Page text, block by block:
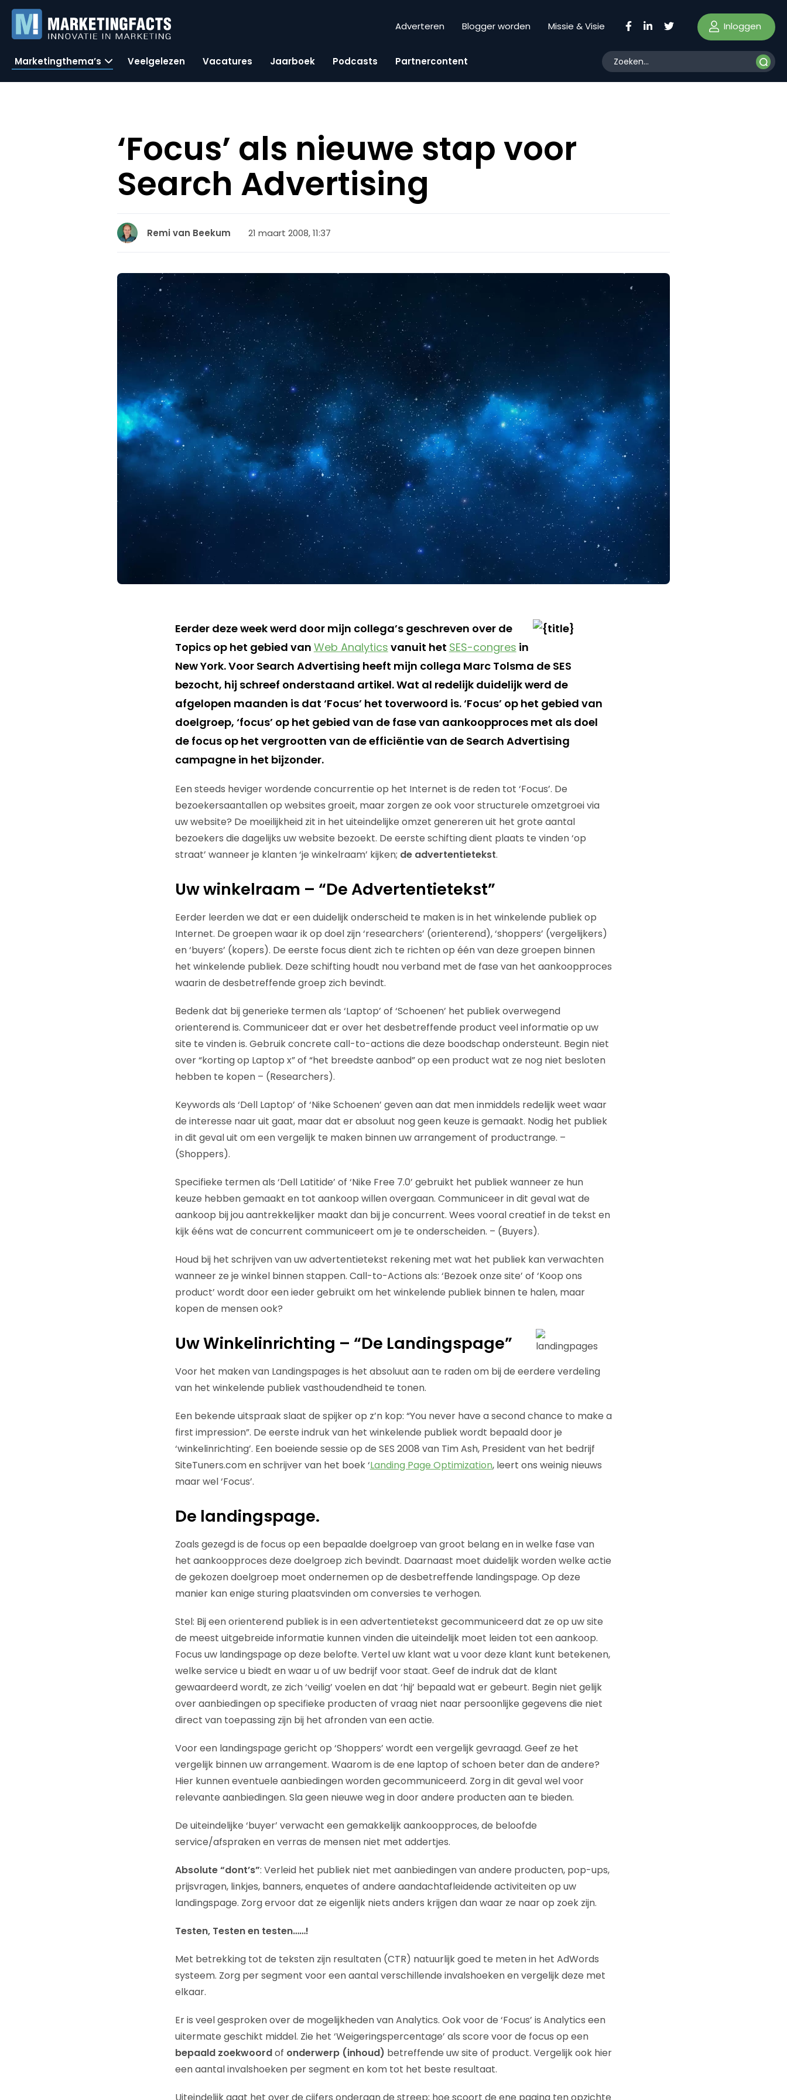
Adverteren Blogger worden Missie & Visie Inloggen
Marketingthema’s Veelgelezen Vacatures Jaarboek Podcasts Partnercontent
‘Focus’ als nieuwe stap voor
Search Advertising
Remi van Beekum 21 maart 2008, 11:37
Eerder deze week werd door mijn collega’s geschreven over de
Topics op het gebied van Web Analytics vanuit het SES-congres in
New York. Voor Search Advertising heeft mijn collega Marc Tolsma de SES
bezocht, hij schreef onderstaand artikel. Wat al redelijk duidelijk werd de
afgelopen maanden is dat ‘Focus’ het toverwoord is. ‘Focus’ op het gebied van
doelgroep, ‘focus’ op het gebied van de fase van aankoopproces met als doel
de focus op het vergrootten van de efficiëntie van de Search Advertising
campagne in het bijzonder.
Een steeds heviger wordende concurrentie op het Internet is de reden tot ‘Focus’. De
bezoekersaantallen op websites groeit, maar zorgen ze ook voor structurele omzetgroei via
uw website? De moeilijkheid zit in het uiteindelijke omzet genereren uit het grote aantal
bezoekers die dagelijks uw website bezoekt. De eerste schifting dient plaats te vinden ‘op
straat’ wanneer je klanten ‘je winkelraam’ kijken; de advertentietekst.
Uw winkelraam – “De Advertentietekst”
Eerder leerden we dat er een duidelijk onderscheid te maken is in het winkelende publiek op
Internet. De groepen waar ik op doel zijn ‘researchers’ (orienterend), ‘shoppers’ (vergelijkers)
en ‘buyers’ (kopers). De eerste focus dient zich te richten op één van deze groepen binnen
het winkelende publiek. Deze schifting houdt nou verband met de fase van het aankoopproces
waarin de desbetreffende groep zich bevindt.
Bedenk dat bij generieke termen als ‘Laptop’ of ‘Schoenen’ het publiek overwegend
orienterend is. Communiceer dat er over het desbetreffende product veel informatie op uw
site te vinden is. Gebruik concrete call-to-actions die deze boodschap ondersteunt. Begin niet
over “korting op Laptop x” of “het breedste aanbod” op een product wat ze nog niet besloten
hebben te kopen – (Researchers).
Keywords als ‘Dell Laptop’ of ‘Nike Schoenen’ geven aan dat men inmiddels redelijk weet waar
de interesse naar uit gaat, maar dat er absoluut nog geen keuze is gemaakt. Nodig het publiek
in dit geval uit om een vergelijk te maken binnen uw arrangement of productrange. –
(Shoppers).
Specifieke termen als ‘Dell Latitide’ of ‘Nike Free 7.0’ gebruikt het publiek wanneer ze hun
keuze hebben gemaakt en tot aankoop willen overgaan. Communiceer in dit geval wat de
aankoop bij jou aantrekkelijker maakt dan bij je concurrent. Wees vooral creatief in de tekst en
kijk ééns wat de concurrent communiceert om je te onderscheiden. – (Buyers).
Houd bij het schrijven van uw advertentietekst rekening met wat het publiek kan verwachten
wanneer ze je winkel binnen stappen. Call-to-Actions als: ‘Bezoek onze site’ of ‘Koop ons
product’ wordt door een ieder gebruikt om het winkelende publiek binnen te halen, maar
kopen de mensen ook?
Uw Winkelinrichting – “De Landingspage”
Voor het maken van Landingspages is het absoluut aan te raden om bij de eerdere verdeling
van het winkelende publiek vasthoudendheid te tonen.
Een bekende uitspraak slaat de spijker op z’n kop: “You never have a second chance to make a
first impression”. De eerste indruk van het winkelende publiek wordt bepaald door je
‘winkelinrichting’. Een boeiende sessie op de SES 2008 van Tim Ash, President van het bedrijf
SiteTuners.com en schrijver van het boek ‘Landing Page Optimization, leert ons weinig nieuws
maar wel ‘Focus’.
De landingspage.
Zoals gezegd is de focus op een bepaalde doelgroep van groot belang en in welke fase van
het aankoopproces deze doelgroep zich bevindt. Daarnaast moet duidelijk worden welke actie
de gekozen doelgroep moet ondernemen op de desbetreffende landingspage. Op deze
manier kan enige sturing plaatsvinden om conversies te verhogen.
Stel: Bij een orienterend publiek is in een advertentietekst gecommuniceerd dat ze op uw site
de meest uitgebreide informatie kunnen vinden die uiteindelijk moet leiden tot een aankoop.
Focus uw landingspage op deze belofte. Vertel uw klant wat u voor deze klant kunt betekenen,
welke service u biedt en waar u of uw bedrijf voor staat. Geef de indruk dat de klant
gewaardeerd wordt, ze zich ‘veilig’ voelen en dat ‘hij’ bepaald wat er gebeurt. Begin niet gelijk
over aanbiedingen op specifieke producten of vraag niet naar persoonlijke gegevens die niet
direct van toepassing zijn bij het afronden van een actie.
Voor een landingspage gericht op ‘Shoppers’ wordt een vergelijk gevraagd. Geef ze het
vergelijk binnen uw arrangement. Waarom is de ene laptop of schoen beter dan de andere?
Hier kunnen eventuele aanbiedingen worden gecommuniceerd. Zorg in dit geval wel voor
relevante aanbiedingen. Sla geen nieuwe weg in door andere producten aan te bieden.
De uiteindelijke ‘buyer’ verwacht een gemakkelijk aankoopproces, de beloofde
service/afspraken en verras de mensen niet met addertjes.
Absolute “dont’s”: Verleid het publiek niet met aanbiedingen van andere producten, pop-ups,
prijsvragen, linkjes, banners, enquetes of andere aandachtafleidende activiteiten op uw
landingspage. Zorg ervoor dat ze eigenlijk niets anders krijgen dan waar ze naar op zoek zijn.
Testen, Testen en testen……!
Met betrekking tot de teksten zijn resultaten (CTR) natuurlijk goed te meten in het AdWords
systeem. Zorg per segment voor een aantal verschillende invalshoeken en vergelijk deze met
elkaar.
Er is veel gesproken over de mogelijkheden van Analytics. Ook voor de ‘Focus’ is Analytics een
uitermate geschikt middel. Zie het ‘Weigeringspercentage’ als score voor de focus op een
bepaald zoekwoordof onderwerp (inhoud) betreffende uw site of product. Vergelijk ook hier
een aantal invalshoeken per segment en kom tot het beste resultaat.
Uiteindelijk gaat het over de cijfers onderaan de streep; hoe scoort de ene pagina ten opzichte